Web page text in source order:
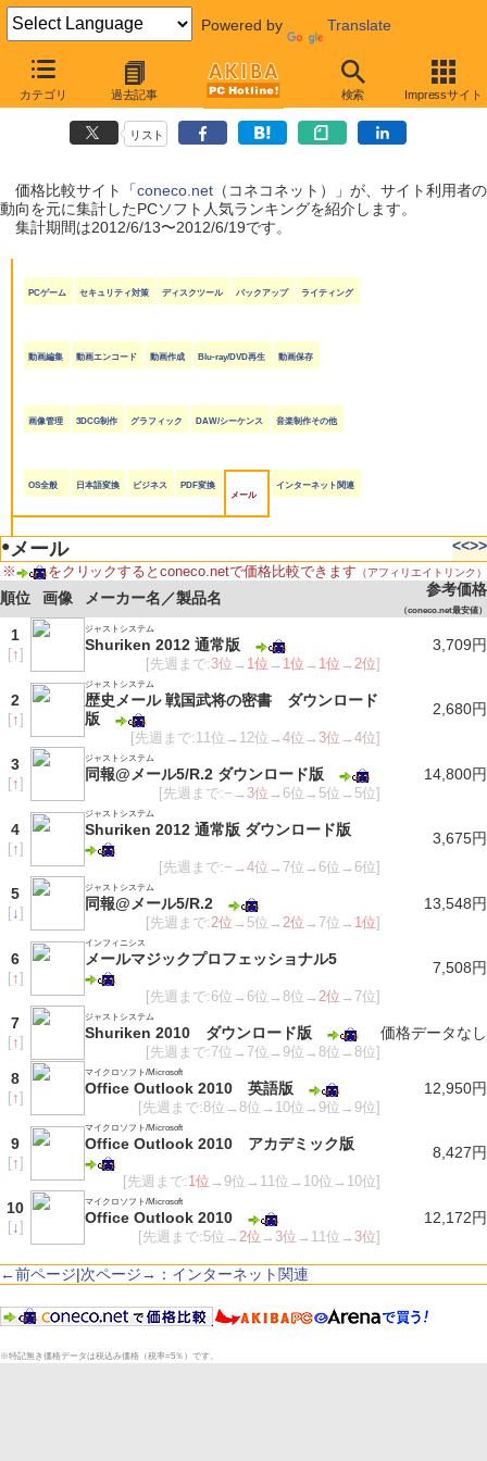
Powered by Translate
カテゴリ 過去記事 検索 Impressサイト
coneco.net人気ランキング（ソフト編）
（2012/6/13〜2012/6/19）
リスト
価格比較サイト「coneco.net（コネコネット）」が、サイト利用者の
動向を元に集計したPCソフト人気ランキングを紹介します。
集計期間は2012/6/13〜2012/6/19です。
PCゲーム セキュリティ対策 ディスクツール バックアップ ライティング
動画編集 動画エンコード 動画作成 Blu-ray/DVD再生 動画保存
画像管理 3DCG制作 グラフィック DAW/シーケンス 音楽制作その他
OS全般 日本語変換 ビジネス
PDF変換
メール
インターネット関連
●メール <<>>
※ をクリックするとconeco.netで価格比較できます （アフィリエイトリンク）
順位 画像 メーカー名／製品名 参考価格
（coneco.net最安値）
1
[↑]
ジャストシステム
Shuriken 2012 通常版
[先週まで:3位 → 1位 → 1位 → 1位 →2位]
3,709円
2
[↑]
ジャストシステム
歴史メール 戦国武将の密書 ダウンロード
版
[先週まで:11位→12位→4位 → 3位 →4位]
2,680円
3
[↑]
ジャストシステム
同報@メール5/R.2 ダウンロード版
[先週まで:−→ 3位 →6位→5位→5位]
14,800円
4
[↑]
ジャストシステム
Shuriken 2012 通常版 ダウンロード版
[先週まで:−→4位 →7位→6位→6位]
3,675円
5
[↓]
ジャストシステム
同報@メール5/R.2
[先週まで:2位 →5位→2位 →7位→ 1位]
13,548円
6
[↑]
インフィニシス
メールマジックプロフェッショナル5
[先週まで:6位→6位→8位→2位 →7位]
7,508円
7
[↑]
ジャストシステム
Shuriken 2010 ダウンロード版
[先週まで:7位→7位→9位→8位→8位]
価格データなし
8
[↑]
マイクロソフト/Microsoft
Office Outlook 2010 英語版
[先週まで:8位→8位→10位→9位→9位]
12,950円
9
[↑]
マイクロソフト/Microsoft
Office Outlook 2010 アカデミック版
[先週まで:1位 →9位→11位→10位→10位]
8,427円
10
[↓]
マイクロソフト/Microsoft
Office Outlook 2010
[先週まで:5位→2位 → 3位 →11位→ 3位]
12,172円
←前ページ|次ページ→：インターネット関連
※特記無き価格データは税込み価格（税率=5％）です。